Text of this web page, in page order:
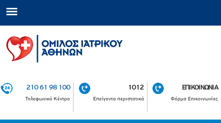
210 61 98 100
Τηλεφωνικό Κέντρο
1012
Επείγοντα περιστατικά
ΕΠΙΚΟΙΝΩΝΙΑ
Φόρμα Επικοινωνίας